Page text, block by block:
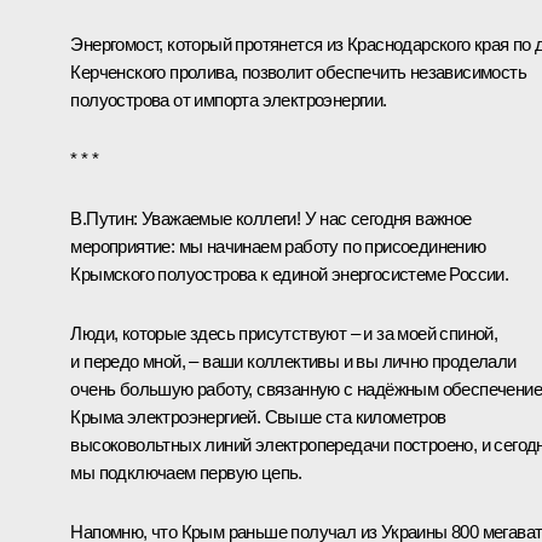
Энергомост, который протянется из Краснодарского края по
Керченского пролива, позволит обеспечить независимость
полуострова от импорта электроэнергии.
* * *
В.Путин: Уважаемые коллеги! У нас сегодня важное
мероприятие: мы начинаем работу по присоединению
Крымского полуострова к единой энергосистеме России.
Люди, которые здесь присутствуют – и за моей спиной,
и передо мной, – ваши коллективы и вы лично проделали
очень большую работу, связанную с надёжным
Крыма электроэнергией. Свыше ста километров
высоковольтных линий электропередачи построено, и
мы подключаем первую цепь.
Напомню, что Крым раньше получал из Украины 800